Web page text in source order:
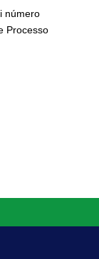
número
Processo